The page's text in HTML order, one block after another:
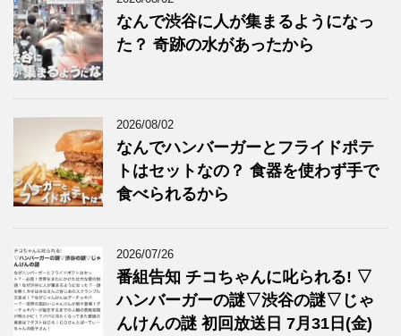
なんで渋谷に人が集まるようになっ
た？ 奇跡の水があったから
2026/08/02
なんでハンバーガーとフライドポテ
トはセットなの？ 食器を使わず手で
食べられるから
2026/07/26
番組告知 チコちゃんに叱られる! ▽
ハンバーガーの謎▽渋谷の謎▽じゃ
んけんの謎 初回放送日 7月31日(金)